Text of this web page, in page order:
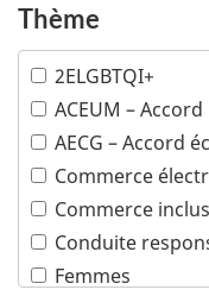
Infrastructures
Machinerie
Mines
Pétrole et gaz
Plusieurs
Poissons et
Produits
Produits de
Sciences de la vie
Thème
2ELGBTQI+
ACEUM –
AECG – Accord
Commerce
Commerce
Conduite
Femmes